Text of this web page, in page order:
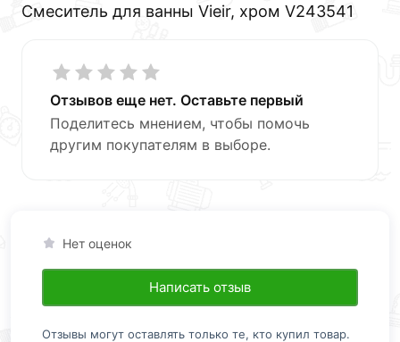
Смеситель для ванны Vieir, хром V243541
Отзывов еще нет. Оставьте первый
Поделитесь мнением, чтобы помочь
другим покупателям в выборе.
Нет оценок
Написать отзыв
Отзывы могут оставлять только те, кто купил товар.